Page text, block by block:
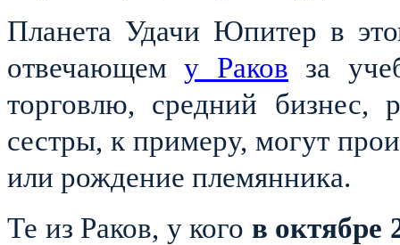
Планета Удачи Юпитер в
отвечающему Раков за
торговлю, средний бизнес,
сестры, к примеру, могут
или рождение племянника.
Те из Раков, у кого в октябре